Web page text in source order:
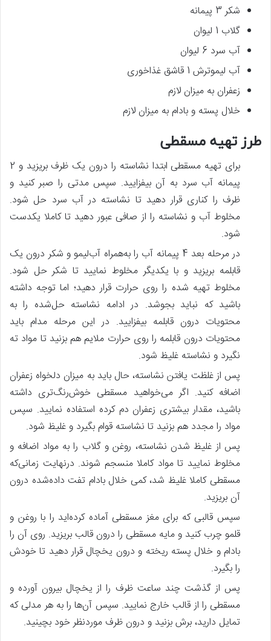
شکر 3 پیمانه
گلاب 1 لیوان
آب سرد 6 لیوان
آب لیموترش 1 قاشق غذاخوری
زعفران به میزان لازم
خلال پسته و بادام به میزان لازم
طرز تهیه مسقطی
برای تهیه مسقطی ابتدا نشاسته را درون یک ظرف بریزید و 2
پیمانه آب سرد به آن بیفزایید. سپس مدتی را صبر کنید و
ظرف را کناری قرار دهید تا نشاسته در آب سرد حل شود.
مخلوط آب و نشاسته را از صافی عبور دهید تا کاملا یکدست
شود.
در مرحله بعد 4 پیمانه آب را به‌همراه آب‌لیمو و شکر درون یک
قابلمه بریزید و با یکدیگر مخلوط نمایید تا شکر حل شود.
مخلوط تهیه شده را روی حرارت قرار دهید؛ اما توجه داشته
باشید که نباید بجوشد. در ادامه نشاسته حل‌شده را به
محتویات درون قابلمه بیفزایید. در این مرحله مدام باید
محتویات درون قابلمه را روی حرارت ملایم هم بزنید تا مواد ته
نگیرد و نشاسته غلیظ شود.
پس از غلظت یافتن نشاسته، حال باید به میزان دلخواه زعفران
اضافه کنید. اگر می‌خواهید مسقطی خوش‌رنگ‌تری داشته
باشید، مقدار بیشتری زعفران دم کرده استفاده نمایید. سپس
مواد را مجدد هم بزنید تا نشاسته قوام بگیرد و غلیظ شود.
پس‌ از غلیظ شدن نشاسته، روغن و گلاب را به مواد اضافه و
مخلوط نمایید تا مواد کاملا منسجم شوند. درنهایت زمانی‌که
مسقطی کاملا غلیظ شد، کمی خلال بادام تفت داده‌شده درون
آن بریزید.
سپس قالبی که برای مغز مسقطی آماده کرده‌اید را با روغن و
قلمو چرب کنید و مایه مسقطی را درون قالب بریزید. روی آن را
بادام و خلال پسته ریخته و درون یخچال قرار دهید تا خودش
را بگیرد.
پس‌ از گذشت چند ساعت ظرف را از یخچال بیرون آورده و
مسقطی را از قالب خارج نمایید. سپس آن‌ها را به هر مدلی که
تمایل دارید، برش بزنید و درون ظرف موردنظر خود بچینید.